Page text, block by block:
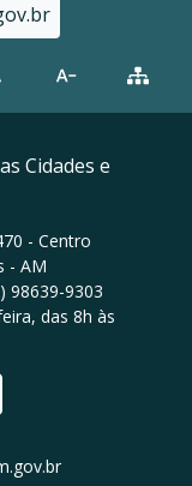
Cidades e
- Centro
- AM
98639-9303
das 8h às